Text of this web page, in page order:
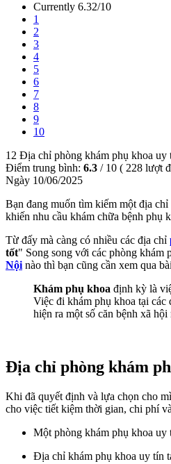
Currently 6.32/10
1
2
3
4
5
6
7
8
9
10
12 Địa chỉ phòng khám phụ khoa
Điểm trung bình: 6.3 / 10 ( 228 lượt
Ngày 10/06/2025
Bạn đang muốn tìm kiếm một địa
khiến nhu cầu khám chữa bệnh phụ
Từ đấy mà càng có nhiều các địa chỉ
tốt" Song song với các phòng khám
Nội nào thì bạn cũng cần xem qua
Khám phụ khoa định kỳ là
Việc đi khám phụ khoa tại các
hiện ra một số căn bệnh xã
Địa chỉ phòng khám
Khi đã quyết định và lựa chọn cho
cho việc tiết kiệm thời gian, chi phí
Một phòng khám phụ khoa uy
Địa chỉ khám phụ khoa uy tín